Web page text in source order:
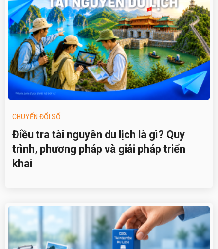
CHUYỂN ĐỔI SỐ
Điều tra tài nguyên du lịch là gì? Quy
trình, phương pháp và giải pháp triển
khai